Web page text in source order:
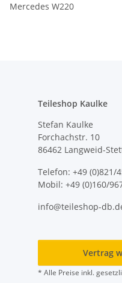
Mercedes W220
Teileshop Kaulke
Stefan Kaulke
Forchachstr. 10
86462 Langweid-
Telefon: +49 (0)821/
Mobil: +49 (0)160/
info@teileshop-
Vertrag
* Alle Preise inkl.